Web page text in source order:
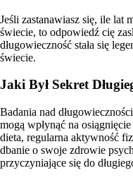
Jeśli zastanawiasz się, ile lat
świecie, to odpowiedź cię
długowieczność stała się
świecie.
Jaki Był Sekret
Badania nad
mogą wpłynąć na
dieta, regularna aktywność
dbanie o swoje zdrowie
przyczyniające się do